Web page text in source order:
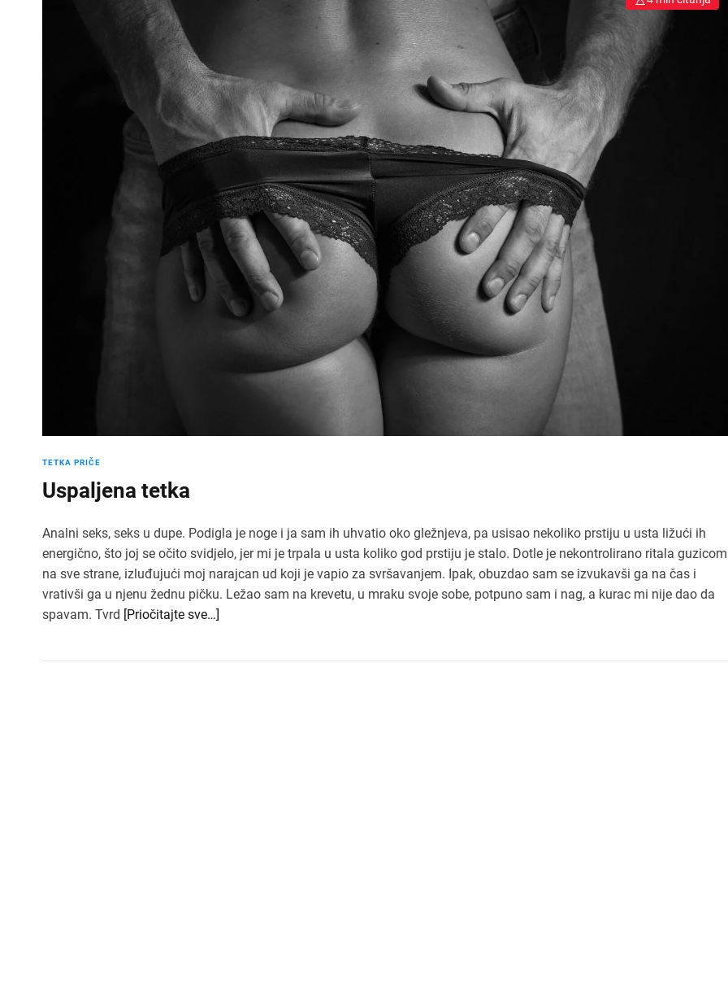
TETKA PRIČE
Uspaljena tetka
Analni seks, seks u dupe. Podigla je noge i ja sam ih uhvatio oko gležnjeva, pa usisao nekoliko prstiju u usta ližući ih
energično, što joj se očito svidjelo, jer mi je trpala u usta koliko god prstiju je stalo. Dotle je nekontrolirano ritala guzicom
na sve strane, izluđujući moj narajcan ud koji je vapio za svršavanjem. Ipak, obuzdao sam se izvukavši ga na čas i
vrativši ga u njenu žednu pičku. Ležao sam na krevetu, u mraku svoje sobe, potpuno sam i nag, a kurac mi nije dao da
spavam. Tvrd [Priočitajte sve…]